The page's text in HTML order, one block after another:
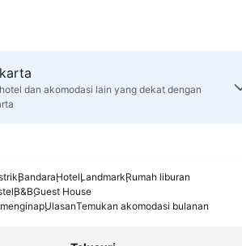
dan akomodasi lain yang dekat dengan
BandaraHotelLandmarkRumah liburan
B&BGuest House
UlasanTemukan akomodasi bulanan